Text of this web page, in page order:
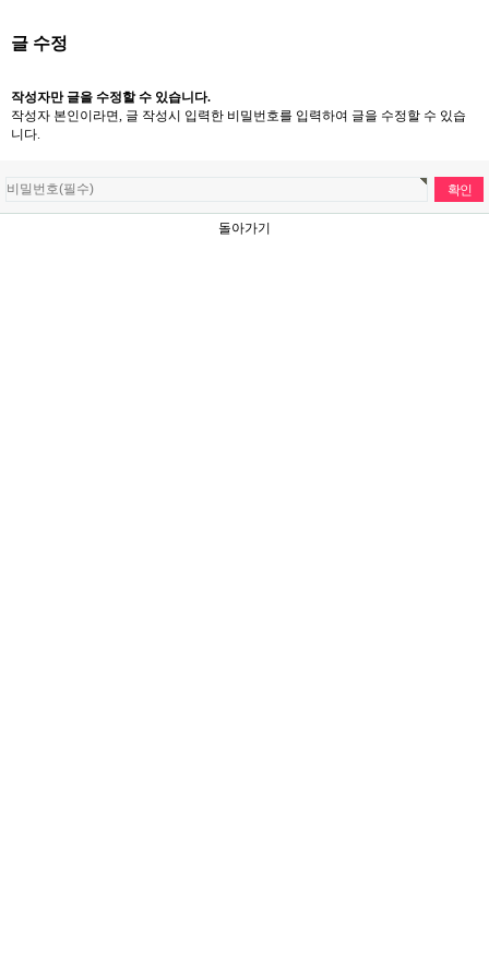
글 수정
작성자만 글을 수정할 수 있습니다.
작성자 본인이라면, 글 작성시 입력한 비밀번호를 입력하여 글을 수정할 수 있습
니다.
돌아가기